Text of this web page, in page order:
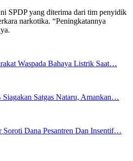
SPDP yang diterima dari tim penyidik
narkotika. “Peningkatannya
Waspada Bahaya Listrik Saat…
Siagakan Satgas Nataru, Amankan…
Dana Pesantren Dan Insentif…